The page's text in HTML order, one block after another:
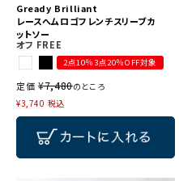
Gready Brilliant
レースへムロゴフレンチスリーブカ
ットソー
オフ FREE
2点10％3点20％OFF対象
定価 ¥7,480のところ
¥3,740 税込